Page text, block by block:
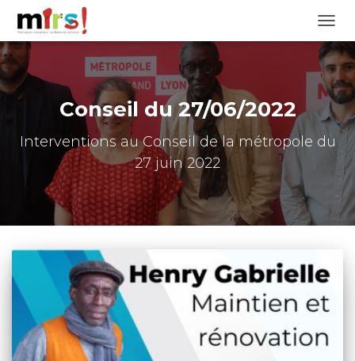
Conseil du 27/06/2022
Interventions au Conseil de la métropole du
27 juin 2022